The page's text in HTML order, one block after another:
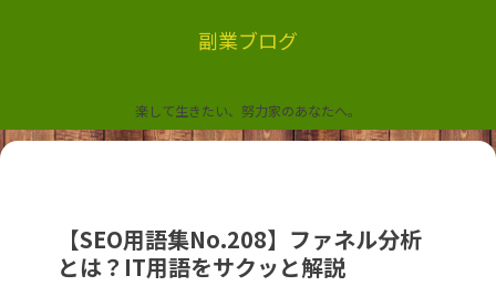
副業ブログ
楽して生きたい、努力家のあなたへ。
【SEO用語集No.208】ファネル分析
とは？IT用語をサクッと解説